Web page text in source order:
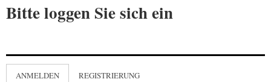
Bitte loggen Sie sich ein
ANMELDEN REGISTRIERUNG